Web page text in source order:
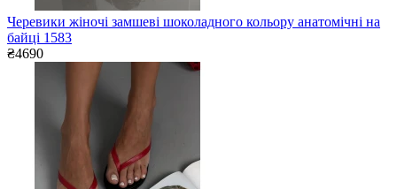
Черевики жіночі замшеві шоколадного кольору анатомічні на
байці 1583
₴4690